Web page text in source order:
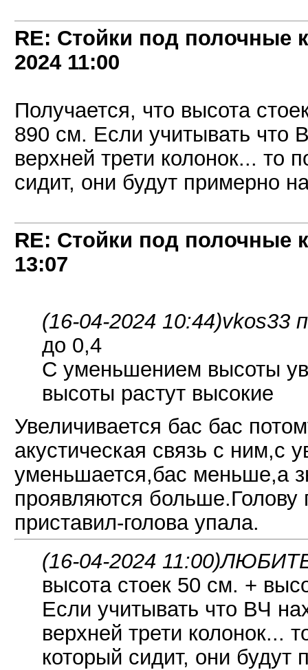
RE: Стойки под полочные
2024 11:00
Получается, что высота
890 см. Если учитывать что
верхней трети колонок... то
сидит, они будут примерно
RE: Стойки под полочные
13:07
(16-04-2024 10:44)vkos33
до 0,4
С уменьшением высоты
высоты растут высокие
Увеличивается бас бас
акустическая связь с ним,с
уменьшается,бас меньше,а
проявляются больше.Голову
приставил-голова упала.
(16-04-2024 11:00)
высота стоек 50 см. +
Если учитывать что ВЧ
верхней трети колонок...
который сидит, они будут